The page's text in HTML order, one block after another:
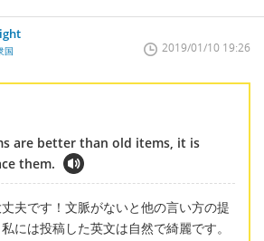
国 2019/01/10 19:26
are better than old items, it is
them.
夫です！文脈がないと他の言い方の提
には投稿した英文は自然で綺麗です。